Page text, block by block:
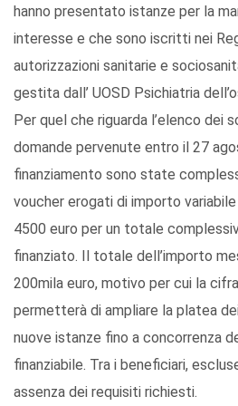
hanno presentato istanze per la
interesse e che sono iscritti nei
autorizzazioni sanitarie e
gestita dall’ UOSD Psichiatria
Per quel che riguarda l’elenco dei
domande pervenute entro il 27
finanziamento sono state
voucher erogati di importo
4500 euro per un totale
finanziato. Il totale dell’importo
200mila euro, motivo per cui la
permetterà di ampliare la platea
nuove istanze fino a concorrenza
finanziabile. Tra i beneficiari,
assenza dei requisiti richiesti.